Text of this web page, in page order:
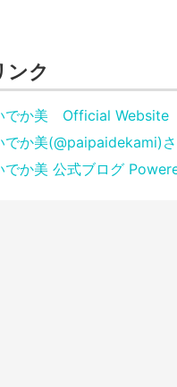
ンク
でか美 Official Website
でか美(@paipaidekami)
でか美 公式ブログ